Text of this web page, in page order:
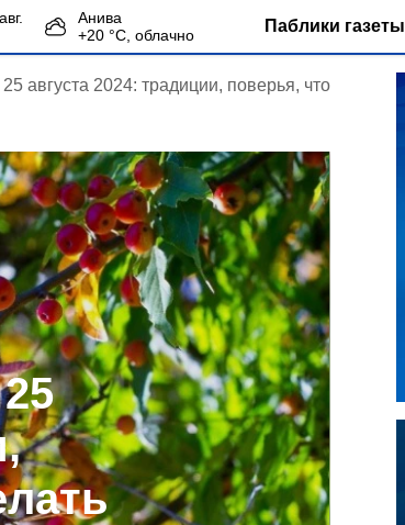
Анива
+20 °С, облачно Паблики газеты
августа 2024: традиции, поверья, что